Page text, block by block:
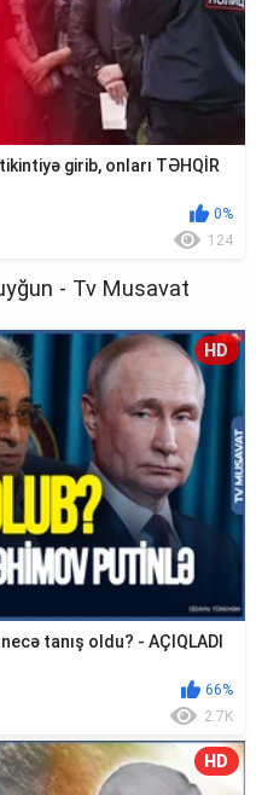
girib, onları TƏHQİR
0%
124
- Tv Musavat
HD
tanış oldu? - AÇIQLADI
66%
2.7K
HD